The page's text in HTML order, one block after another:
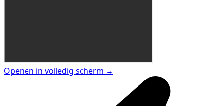
Openen in volledig scherm →